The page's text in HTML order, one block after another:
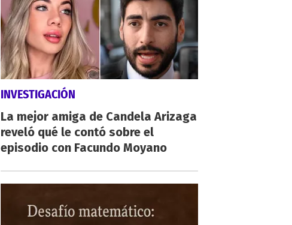
INVESTIGACIÓN
La mejor amiga de Candela Arizaga
reveló qué le contó sobre el
episodio con Facundo Moyano